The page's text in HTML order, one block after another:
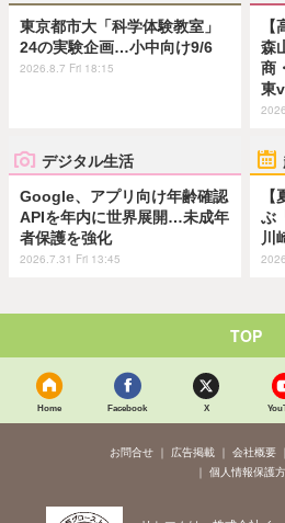
東京都市大「科学体験教室」
24の実験企画…小中向け9/6
2026.8.7 Fri 18:15
森
商
東
デジタル生活
Google、アプリ向け年齢確認
APIを年内に世界展開…未成年
者保護を強化
2026.7.31 Fri 13:45
ぶ
川
TOP
Home Facebook X
お問合せ 広告掲載 会社概要
個人情報保護